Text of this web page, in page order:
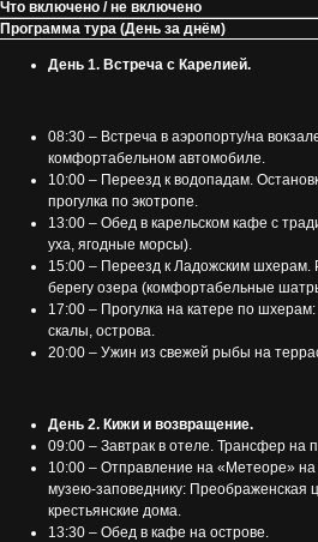
Что включено / не включено
Программа тура (День за днём)
День 1. Встреча с Карелией.
08:30 – Встреча в аэропорту/на
комфортабельном автомобиле.
10:00 – Переезд к водопадам.
прогулка по экотропе.
13:00 – Обед в карельском кафе с
уха, ягодные морсы).
15:00 – Переезд к Ладожским шхерам.
берегу озера (комфортабельные
17:00 – Прогулка на катере по
скалы, острова.
20:00 – Ужин из свежей рыбы на
День 2. Кижи и возвращение.
09:00 – Завтрак в отеле. Трансфер на
10:00 – Отправление на «Метеоре» на
музею-заповеднику: Преображенская
крестьянские дома.
13:30 – Обед в кафе на острове.